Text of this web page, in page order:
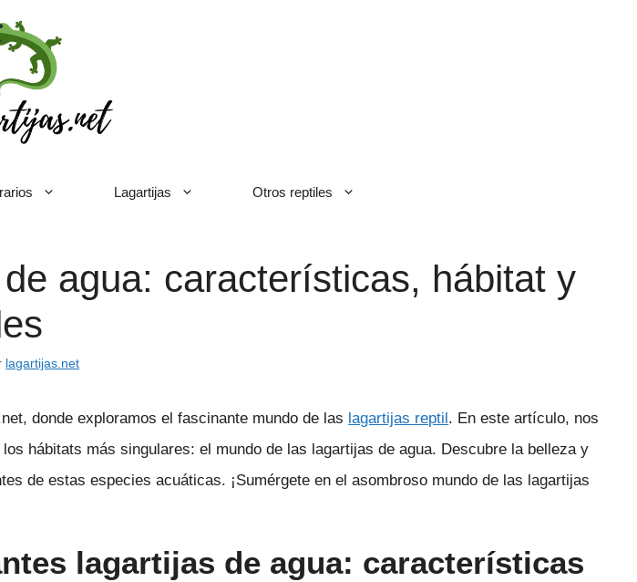
Lagartijas Otros reptiles
agua: características, hábitat y
lagartijas.net
donde exploramos el fascinante mundo de las lagartijas reptil. En este artículo, nos
hábitats más singulares: el mundo de las lagartijas de agua. Descubre la belleza y
de estas especies acuáticas. ¡Sumérgete en el asombroso mundo de las lagartijas
lagartijas de agua: características